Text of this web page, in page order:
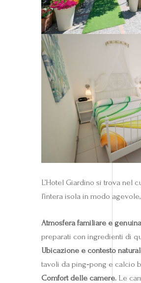
L’Hotel Giardino si trova nel
l’intera isola in modo
Atmosfera familiare e
preparati con ingredienti di
Ubicazione e contesto
tavoli da ping‑pong e calcio
Comfort delle camere. Le